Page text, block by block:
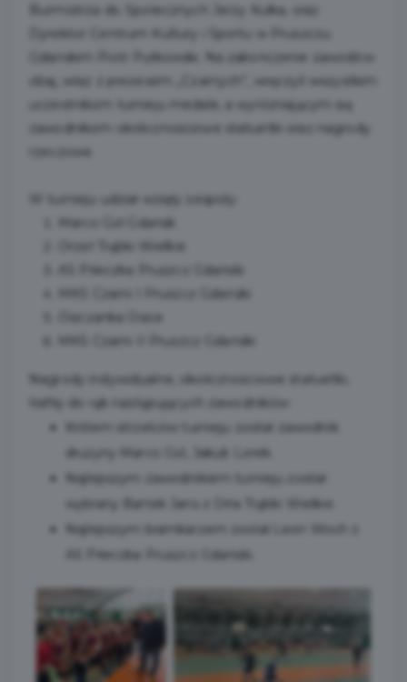
Burmistrza ds. Społecznych Jerzy Kulka, oraz
Gdańskim Piotr Pułkowski. Na zakończenie zawodów
obaj, wraz z prezesem „Czarnych”, wręczyli wszystkim
uczestnikom turnieju medale, a wyróżniającym się
zawodnikom okolicznościowe statuetki oraz nagrody
rzeczowe.
W turnieju udział wzięły zespoły:
Marco Gol Gdańsk
Orzeł Trąbki Wielkie
AS Piłeczka Pruszcz Gdański
MKS Czarni I Pruszcz Gdański
Osiczanka Osice
MKS Czarni II Pruszcz Gdański
Nagrody indywidualne, okolicznościowe statuetki,
trafiły do rąk następujących zawodników:
Królem strzelców turnieju został zawodnik
drużyny Marco Gol, Jakub Lorek.
Najlepszym zawodnikiem turnieju został
wybrany Bartek Jans z Orła Trąbki Wielkie.
Najlepszym bramkarzem został Leon Woch z
AS Piłeczka Pruszcz Gdański.